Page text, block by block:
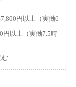
円以上（実働6
実働7.5時
時間）
6時間）